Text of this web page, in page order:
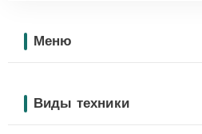
Меню
Виды техники